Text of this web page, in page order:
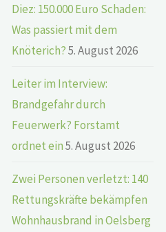
Diez: 150.000 Euro Schaden:
Was passiert mit dem
Knöterich?5. August 2026
Leiter im Interview:
Brandgefahr durch
Feuerwerk? Forstamt
ordnet ein5. August 2026
Zwei Personen verletzt: 140
Rettungskräfte bekämpfen
Wohnhausbrand in Oelsberg